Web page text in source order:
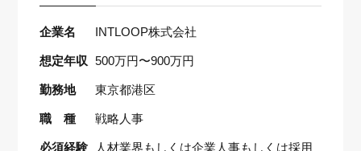
企業名 INTLOOP株式会社
想定年収 500万円〜900万円
勤務地 東京都港区
職 種 戦略人事
必須経験
人材業界もしくは企業人事もしくは採用